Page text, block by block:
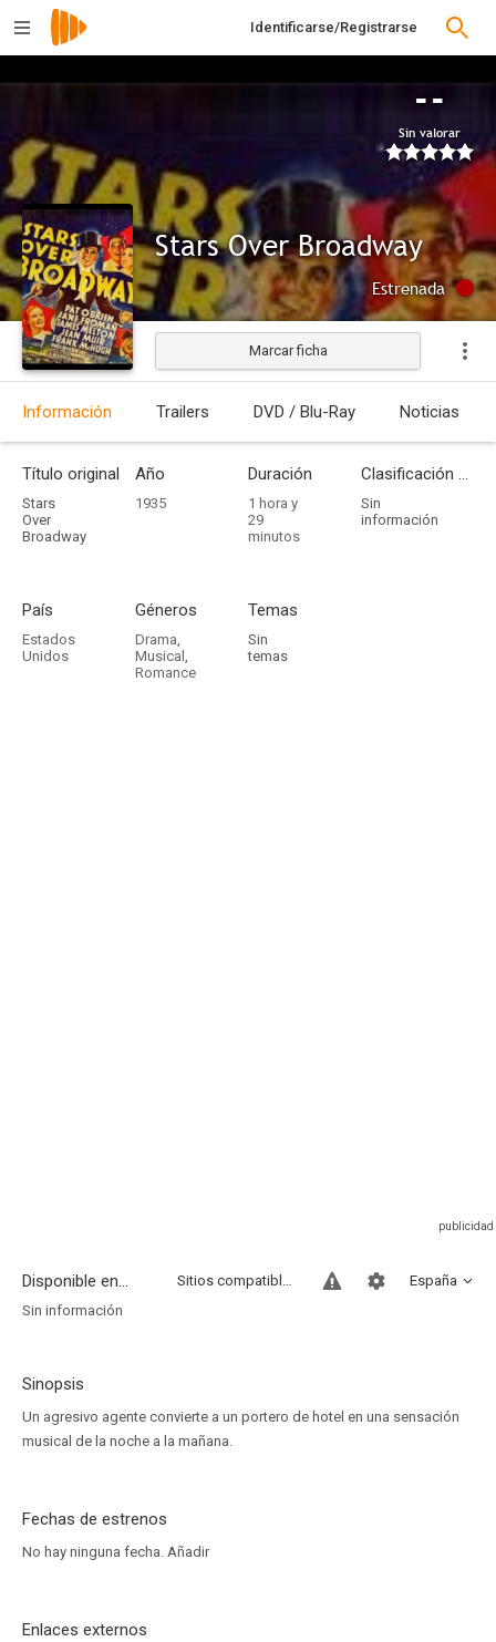
Identificarse/Registrarse
--
Sin valorar
Stars Over Broadway
Estrenada
Marcar ficha
Información Trailers DVD / Blu-Ray Noticias
Título original
Stars
Over
Broadway
Año
1935
Duración
1 hora y
29
minutos
Clasificación por edades
Sin
información
País
Estados
Unidos
Géneros
Drama,
Musical ,
Romance
Temas
Sin
temas
Disponible en... España
Sitios compatibles
Sin información
Sinopsis
Un agresivo agente convierte a un portero de hotel en una sensación
musical de la noche a la mañana.
Fechas de estrenos
No hay ninguna fecha. Añadir
Enlaces externos